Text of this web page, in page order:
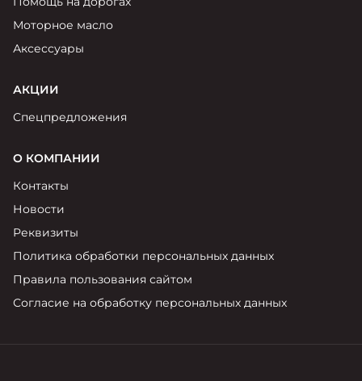
Моторное масло
Аксессуары
АКЦИИ
Спецпредложения
О КОМПАНИИ
Контакты
Новости
Реквизиты
Политика обработки персональных данных
Правила пользования сайтом
Согласие на обработку персональных данных